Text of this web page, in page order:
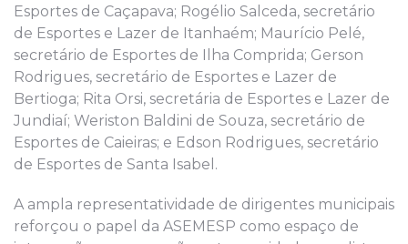
Esportes de Caçapava; Rogélio Salceda, secretário
de Esportes e Lazer de Itanhaém; Maurício Pelé,
secretário de Esportes de Ilha Comprida; Gerson
Rodrigues, secretário de Esportes e Lazer de
Bertioga; Rita Orsi, secretária de Esportes e Lazer de
Jundiaí; Weriston Baldini de Souza, secretário de
Esportes de Caieiras; e Edson Rodrigues, secretário
de Esportes de Santa Isabel.
A ampla representatividade de dirigentes municipais
reforçou o papel da ASEMESP como espaço de